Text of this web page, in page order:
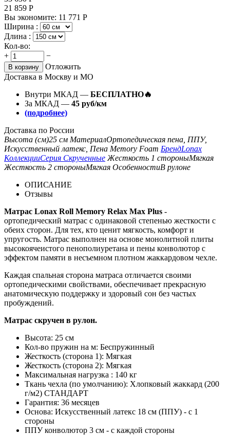
21 859 Р
Вы экономите: 11 771 Р
Ширина :
Длина :
Кол-во:
+
−
В корзину
Отложить
Доставка в Москву и МО
Внутри МКАД — БЕСПЛАТНО🔥
За МКАД — 45 руб/км
(подробнее)
Доставка по России
Высота (см)25 см МатериалОртопедическая пена, ППУ,
Искусственный латекс, Пена Memory Foam БрендLonax
КоллекцииСерия Скрученные Жесткость 1 стороныМягкая
Жесткость 2 стороныМягкая ОсобенностиВ рулоне
ОПИСАНИЕ
Отзывы
Матрас Lonax Roll Memory Relax Max Plus -
ортопедический матрас с одинаковой степенью жесткости с
обеих сторон. Для тех, кто ценит мягкость, комфорт и
упругость. Матрас выполнен на основе монолитной плиты
высокоячеистого пенополиуретана и пены конволютор с
эффектом памяти в несъемном плотном жаккардовом чехле.
Каждая спальная сторона матраса отличается своими
ортопедическими свойствами, обеспечивает прекрасную
анатомическую поддержку и здоровый сон без частых
пробуждений.
Матрас скручен в рулон.
Высота: 25 см
Кол-во пружин на м: Беспружинный
Жесткость (сторона 1): Мягкая
Жесткость (сторона 2): Мягкая
Максимальная нагрузка : 140 кг
Ткань чехла (по умолчанию): Хлопковый жаккард (200
г/м2) СТАНДАРТ
Гарантия: 36 месяцев
Основа: Искусственный латекс 18 см (ППУ) - с 1
стороны
ППУ конволютор 3 см - с каждой стороны